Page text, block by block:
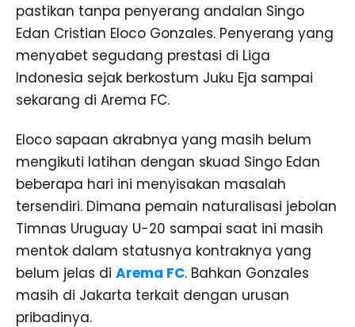
pastikan tanpa penyerang andalan Singo
Edan Cristian Eloco Gonzales. Penyerang yang
menyabet segudang prestasi di Liga
Indonesia sejak berkostum Juku Eja sampai
sekarang di Arema FC.
Eloco sapaan akrabnya yang masih belum
mengikuti latihan dengan skuad Singo Edan
beberapa hari ini menyisakan masalah
tersendiri. Dimana pemain naturalisasi jebolan
Timnas Uruguay U-20 sampai saat ini masih
mentok dalam statusnya kontraknya yang
belum jelas di Arema FC. Bahkan Gonzales
masih di Jakarta terkait dengan urusan
pribadinya.